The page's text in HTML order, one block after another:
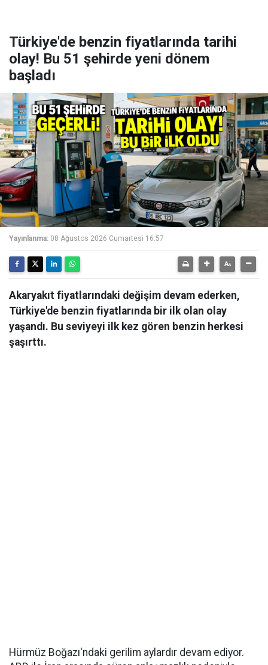
Türkiye'de benzin fiyatlarında tarihi
olay! Bu 51 şehirde yeni dönem
başladı
Yayınlanma: 08 Ağustos 2026 Cumartesi 16:57
Akaryakıt fiyatlarındaki değişim devam ederken,
Türkiye'de benzin fiyatlarında bir ilk olan olay
yaşandı. Bu seviyeyi ilk kez gören benzin herkesi
şaşırttı.
Hürmüz Boğazı'ndaki gerilim aylardır devam ediyor.